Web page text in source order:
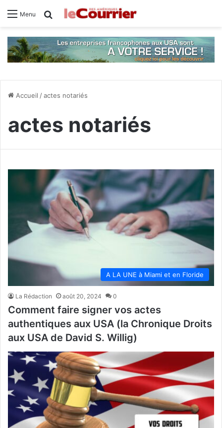
Menu Rechercher
Accueil /actes notariés
actes notariés
A LA UNE à Miami et en Floride
La Rédaction août 20, 2024 0
Comment faire signer vos actes
authentiques aux USA (la Chronique Droits
aux USA de David S. Willig)